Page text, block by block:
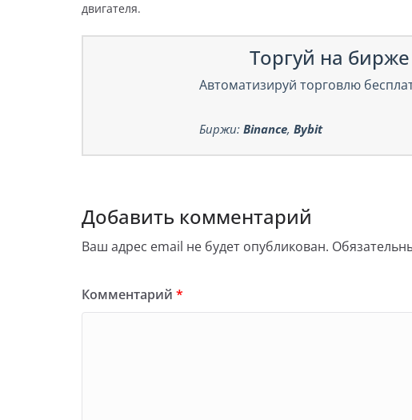
двигателя.
Торгуй на
Автоматизируй торговлю
Биржи: Binance, Bybit
Добавить комментарий
Ваш адрес email не будет опубликован.
Комментарий *